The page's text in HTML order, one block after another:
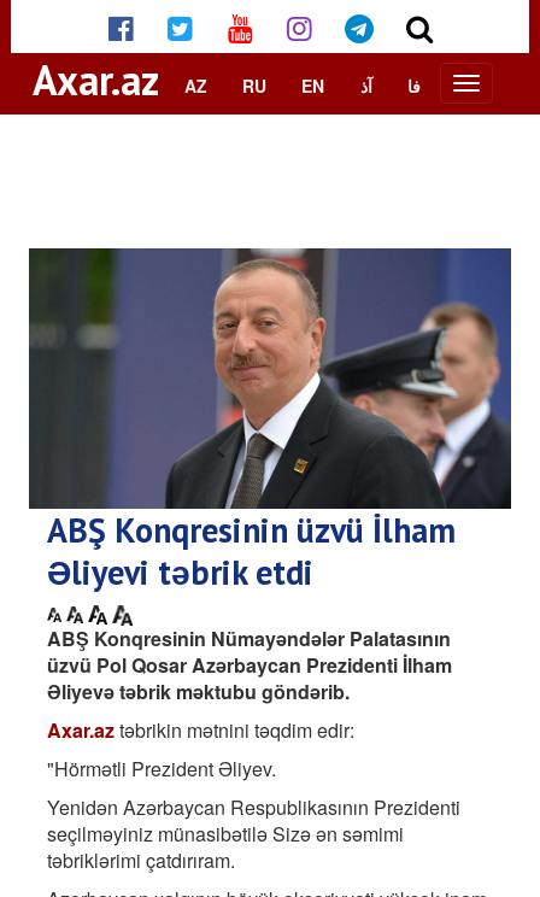
Axar.az AZ RU EN آذ فا
ABŞ Konqresinin üzvü İlham
Əliyevi təbrik etdi
ABŞ Konqresinin Nümayəndələr Palatasının
üzvü Pol Qosar Azərbaycan Prezidenti İlham
Əliyevə təbrik məktubu göndərib.
Axar.aztəbrikin mətnini təqdim edir:
"Hörmətli Prezident Əliyev.
Yenidən Azərbaycan Respublikasının Prezidenti
seçilməyiniz münasibətilə Sizə ən səmimi
təbriklərimi çatdırıram.